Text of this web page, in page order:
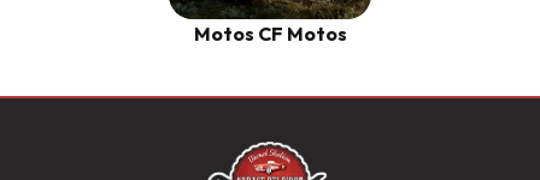
Motos CF Motos